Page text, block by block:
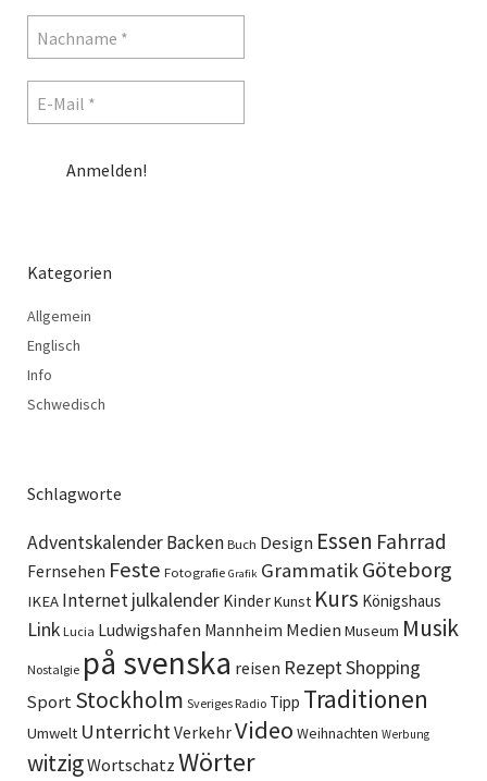
Kategorien
Allgemein
Englisch
Info
Schwedisch
Schlagworte
AdventskalenderBacken Buch Design Essen Fahrrad
Fernsehen Feste Fotografie Grafik GrammatikGöteborg
IKEA Internetjulkalender KinderKunst Kurs Königshaus
Link Lucia Ludwigshafen Mannheim Medien Museum Musik
Nostalgie på svenska reisen RezeptShopping
Sport Stockholm Sveriges Radio Tipp Traditionen
Umwelt UnterrichtVerkehrVideo Weihnachten Werbung
witzigWortschatz Wörter